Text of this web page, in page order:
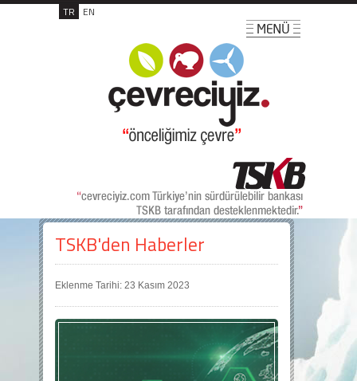
TR EN
TSKB'den Haberler
Eklenme Tarihi: 23 Kasım 2023